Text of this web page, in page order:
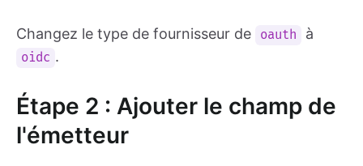
Changez le type de fournisseur de oauth à
oidc .
Étape 2 : Ajouter le champ de
l'émetteur